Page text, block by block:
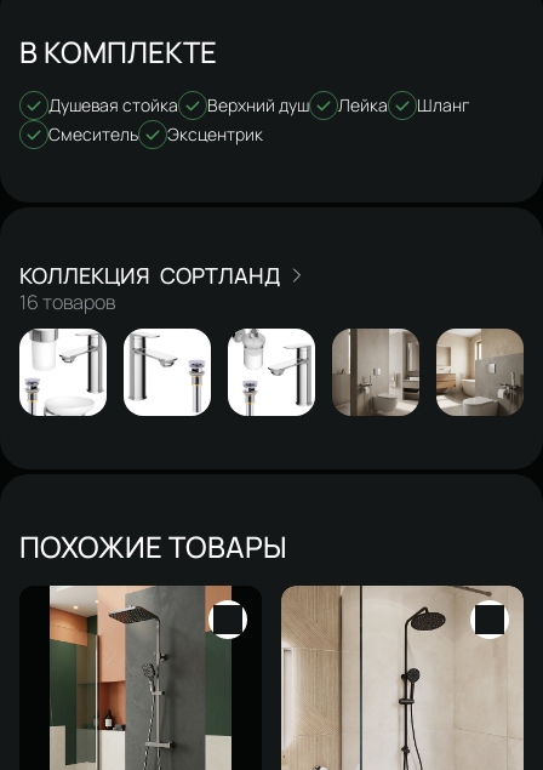
В КОМПЛЕКТЕ
Душевая стойка Верхний душ Лейка
Шланг
Смеситель
Эксцентрик
СОРТЛАНД
16 товаров
ПОХОЖИЕ ТОВАРЫ